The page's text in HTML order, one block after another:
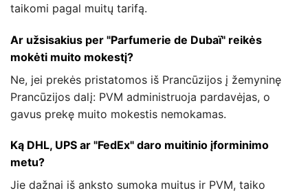
taikomi pagal muitų tarifą.
Ar užsisakius per "Parfumerie de Dubaï" reikės
mokėti muito mokestį?
Ne, jei prekės pristatomos iš Prancūzijos į žemyninę
Prancūzijos dalį: PVM administruoja pardavėjas, o
gavus prekę muito mokestis nemokamas.
Ką DHL, UPS ar "FedEx" daro muitinio įforminimo
metu?
Jie dažnai iš anksto sumoka muitus ir PVM, taiko